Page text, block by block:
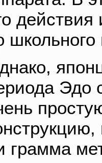
школьного
Эдо
грамма